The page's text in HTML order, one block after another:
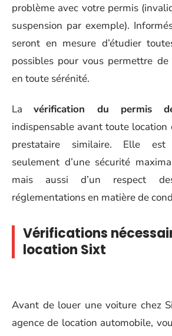
problème avec votre permis
suspension par exemple).
seront en mesure d’étudier
possibles pour vous permettre
en toute sérénité.
Lavérification du permis
indispensable avant toute location
prestataire similaire. Elle est
seulement d’une sécurité
mais aussi d’un respect
réglementations en matière de
Vérifications
location Sixt
Avant de louer une voiture chez
agence de location automobile,